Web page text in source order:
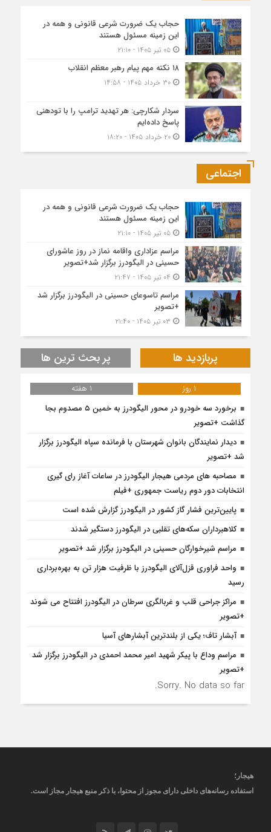
حجاب یک ضرورت شرعی قانونی و همه در
این زمینه مسئول هستند
۰۵ تیر ۱۴۰۵ - ۲۱:۱۰
۱۸ نکته مهم پیام رهبر معظم انقلاب
۳۰ خرداد ۱۴۰۵ - ۱۴:۵۸
سردار شکارچی: هر تهدید ترامپ را با تودهنی
پاسخ داده‌ایم
۲۰ خرداد ۱۴۰۵ - ۱۸:۲۰
اجتماعی
حجاب یک ضرورت شرعی قانونی و همه در
این زمینه مسئول هستند
۰۵ تیر ۱۴۰۵ - ۲۱:۱۰
مراسم عزاداری واقامه نماز در روز عاشورای
حسینی در الیگودرز برگزار شد+تصویر
مراسم تاسوعای حسینی در الیگودرز برگزار شد
+تصویر
پربازدید ها پر بحث ترین ها
1 روز
1 هفته
برخورد سه خودرو در محور الیگودرز به خمین ۵ مصدوم بجا
گذاشت +تصویر
دیدار نمایندگان بانوان شهرستان با فرمانده سپاه الیگودرز برگزار
شد +تصویر
مصاحبه های مردمی هیجار الیگودرز در ساعات آغاز رای گیری
انتخابات دور دوم ریاست جمهوری +فیلم
پایین‌ترین فشار گاز کشور در الیگودرز گزارش شده است
کلاهبرداران سکه‌های تقلبی در الیگودرز دستگیر شدند
مراسم شیرخوارگان حسینی در الیگودرز برگزار شد +تصویر
واحد فراوری قزل‌آلای الیگودرز با ظرفیت هزار تن به بهره‌برداری
رسید
مراکز جراحی قلب و غربالگری سرطان در الیگودرز افتتاح می شوند
+تصویر
آبشار تاف؛ یکی از بلندترین آبشارهای آسیا
مراسم وداع با پیکر شهید امیر محمد احمدی در الیگودرز برگزار شد
+تصویر
Sorry. No data so far.
هیجار ؛
استفاده رسانه‌های داخلی دارای مجوز از محتوا، با ذکر منبع هیجار مجاز است.